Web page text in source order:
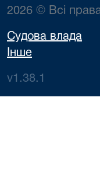
2026 © Всі
Судова влада
Інше
v1.38.1